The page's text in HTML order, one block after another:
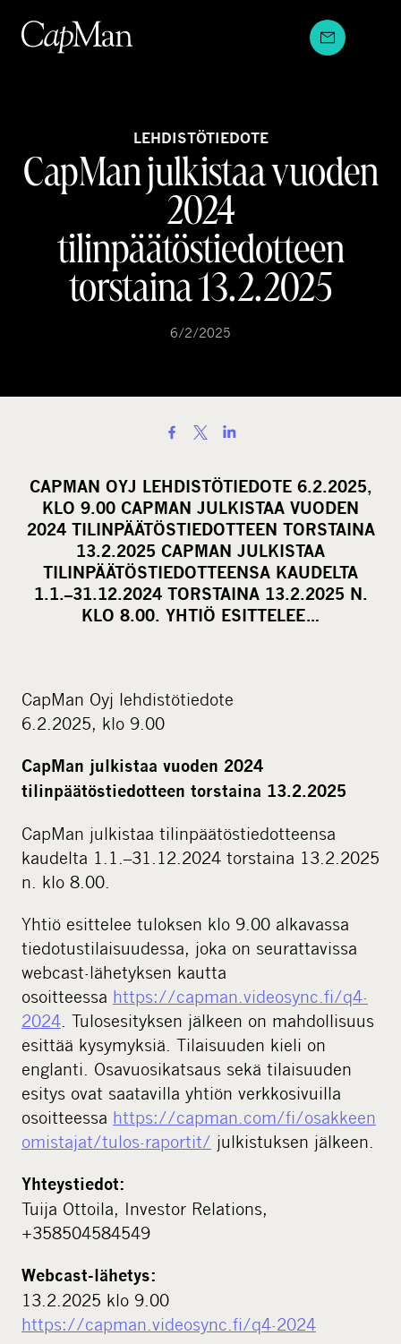
sisältöön
LEHDISTÖTIEDOTE
CapMan julkistaa vuoden
2024
tilinpäätöstiedotteen
torstaina 13.2.2025
6/2/2025
a
r
e
o
n
s
o
a
l
e
d
a
CAPMAN OYJ LEHDISTÖTIEDOTE 6.2.2025,
KLO 9.00 CAPMAN JULKISTAA VUODEN
2024 TILINPÄÄTÖSTIEDOTTEEN TORSTAINA
13.2.2025 CAPMAN JULKISTAA
TILINPÄÄTÖSTIEDOTTEENSA KAUDELTA
1.1.–31.12.2024 TORSTAINA 13.2.2025 N.
KLO 8.00. YHTIÖ ESITTELEE…
CapMan Oyj lehdistötiedote
6.2.2025, klo 9.00
CapMan julkistaa vuoden 2024
tilinpäätöstiedotteen torstaina 13.2.2025
CapMan julkistaa tilinpäätöstiedotteensa
kaudelta 1.1.–31.12.2024 torstaina 13.2.2025
n. klo 8.00.
Yhtiö esittelee tuloksen klo 9.00 alkavassa
tiedotustilaisuudessa, joka on seurattavissa
webcast-lähetyksen kautta
osoitteessa https://capman.videosync.fi/q4-
2024 . Tulosesityksen jälkeen on mahdollisuus
esittää kysymyksiä. Tilaisuuden kieli on
englanti. Osavuosikatsaus sekä tilaisuuden
esitys ovat saatavilla yhtiön verkkosivuilla
osoitteessa https://capman.com/fi/osakkeen
omistajat/tulos-raportit/ julkistuksen jälkeen.
Yhteystiedot:
Tuija Ottoila, Investor Relations,
+358504584549
Webcast-lähetys:
13.2.2025 klo 9.00
https://capman.videosync.fi/q4-2024